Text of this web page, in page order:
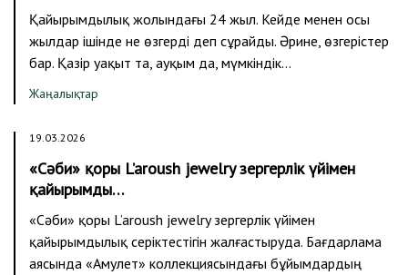
Қайырымдылық жолындағы 24 жыл. Кейде менен осы
жылдар ішінде не өзгерді деп сұрайды. Әрине, өзгерістер
бар. Қазір уақыт та, ауқым да, мүмкіндік…
Жаңалықтар
19.03.2026
«Сәби» қоры L’aroush jewelry зергерлік үйімен
қайырымды…
«Сәби» қоры L’aroush jewelry зергерлік үйімен
қайырымдылық серіктестігін жалғастыруда. Бағдарлама
аясында «Амулет» коллекциясындағы бұйымдардың